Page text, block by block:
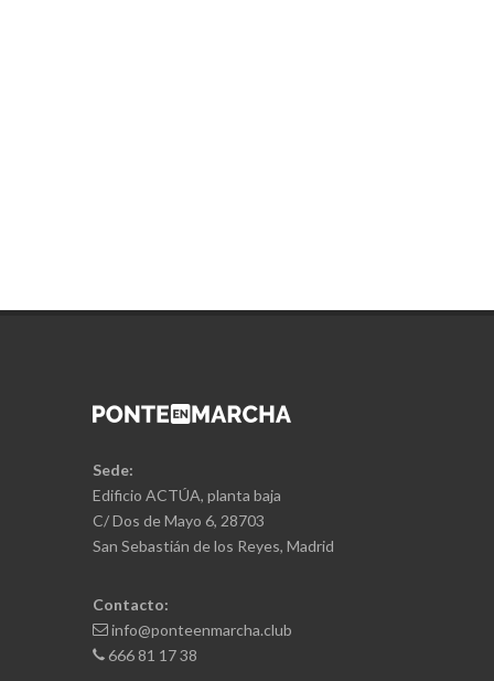
Sede:
Edificio ACTÚA, planta baja
C/ Dos de Mayo 6, 28703
San Sebastián de los Reyes, Madrid
Contacto:
info@ponteenmarcha.club
666 81 17 38